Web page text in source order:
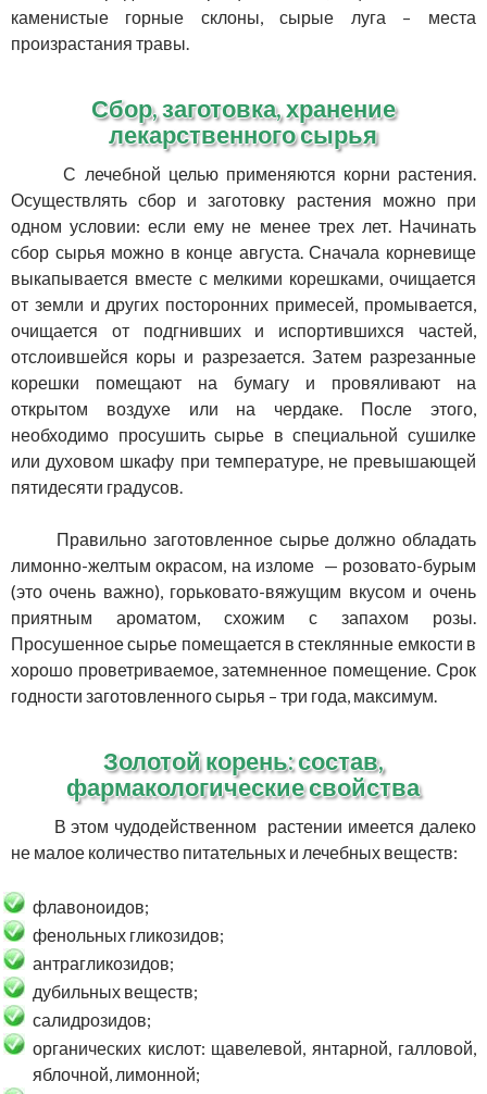
каменистые горные склоны, сырые луга – места
произрастания травы.
Сбор, заготовка, хранение
лекарственного сырья
С лечебной целью применяются корни растения.
Осуществлять сбор и заготовку растения можно при
одном условии: если ему не менее трех лет. Начинать
сбор сырья можно в конце августа. Сначала корневище
выкапывается вместе с мелкими корешками, очищается
от земли и других посторонних примесей, промывается,
очищается от подгнивших и испортившихся частей,
отслоившейся коры и разрезается. Затем разрезанные
корешки помещают на бумагу и провяливают на
открытом воздухе или на чердаке. После этого,
необходимо просушить сырье в специальной сушилке
или духовом шкафу при температуре, не превышающей
пятидесяти градусов.
Правильно заготовленное сырье должно обладать
лимонно-желтым окрасом, на изломе — розовато-бурым
(это очень важно), горьковато-вяжущим вкусом и очень
приятным ароматом, схожим с запахом розы.
Просушенное сырье помещается в стеклянные емкости в
хорошо проветриваемое, затемненное помещение. Срок
годности заготовленного сырья – три года, максимум.
Золотой корень: состав,
фармакологические свойства
В этом чудодейственном растении имеется далеко
не малое количество питательных и лечебных веществ:
флавоноидов;
фенольных гликозидов;
антрагликозидов;
дубильных веществ;
салидрозидов;
органических кислот: щавелевой, янтарной, галловой,
яблочной, лимонной;